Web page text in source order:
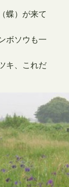
蝶）が来て
ボソウも一
キ、これだ